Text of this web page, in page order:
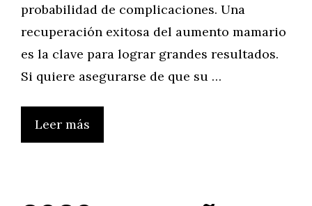
probabilidad de complicaciones. Una
recuperación exitosa del aumento mamario
es la clave para lograr grandes resultados.
Si quiere asegurarse de que su …
Leer más